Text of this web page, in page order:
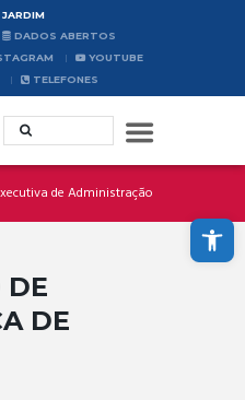
Abrir a barra de ferramentas
DADOS ABERTOS
YOUTUBE
TELEFONES
de Administração
DE
DE